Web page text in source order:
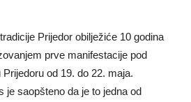
Prijedor obilježiće 10 godina
prve manifestacije pod
Prijedoru od 19. do 22. maja.
je saopšteno da je to jedna od